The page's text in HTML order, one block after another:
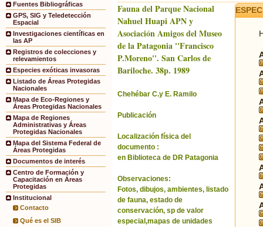
Fuentes Bibliográficas
GPS, SIG y Teledetección
Espacial
Investigaciones científicas en
las AP
Registros de colecciones y
relevamientos
Especies exóticas invasoras
Listado de Áreas Protegidas
Nacionales
Mapa de Eco-Regiones y
Áreas Protegidas Nacionales
Mapa de Regiones
Administrativas y Áreas
Protegidas Nacionales
Mapa del Sistema Federal de
Áreas Protegidas
Documentos de interés
Centro de Formación y
Capacitación en Áreas
Protegidas
Institucional
Contacto
Qué es el SIB
Fauna del Parque Nacional
Nahuel Huapi APN y
Asociación Amigos del Museo
de la Patagonia ''Francisco
P.Moreno''. San Carlos de
Bariloche. 38p. 1989
Chehébar C.y E. Ramilo
Publicación
Localización física del
documento :
en Biblioteca de DR Patagonia
Observaciones:
Fotos, dibujos, ambientes, listado
de fauna, estado de
conservación, sp de valor
especial,mapas de unidades